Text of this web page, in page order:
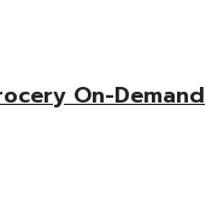
On-Demand